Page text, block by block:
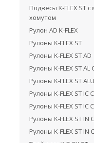
Подвесы K-FLEX ST с
хомутом
Рулон AD K-FLEX
Рулоны K-FLEX ST
Рулоны K-FLEX ST AD
Рулоны K-FLEX ST AL
Рулоны K-FLEX ST ALU
Рулоны K-FLEX ST IC
Рулоны K-FLEX ST IC
Рулоны K-FLEX ST IN
Рулоны K-FLEX ST IN